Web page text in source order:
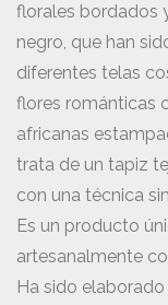
florales bordados
negro, que han
diferentes telas
flores románticas
africanas
trata de un tapiz
con una técnica
Es un producto
artesanalmente
Ha sido